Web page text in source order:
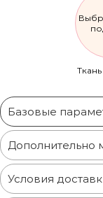
Базовые
Дополнительно
Условия